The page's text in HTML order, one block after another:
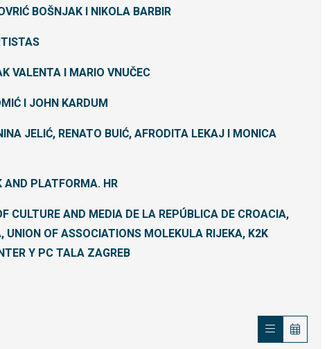
BOŠNJAK I NIKOLA BARBIR
VALENTA I MARIO VNUČEC
I JOHN KARDUM
JELIĆ, RENATO BUIĆ, AFRODITA LEKAJ I MONICA
AND PLATFORMA. HR
CULTURE AND MEDIA DE LA REPÚBLICA DE CROACIA,
UNION OF ASSOCIATIONS MOLEKULA RIJEKA, K2K
Y PC TALA ZAGREB